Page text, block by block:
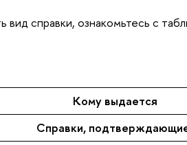
справки, ознакомьтесь с
Кому выдается
Справки,